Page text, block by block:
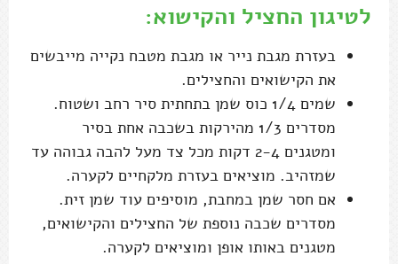
לטיגון החציל והקישוא:
בעזרת מגבת נייר או מגבת מטבח נקייה מייבשים
את הקישואים והחצילים.
שמים 1/4 כוס שמן בתחתית סיר רחב ושטוח.
מסדרים 1/3 מהירקות בשכבה אחת בסיר
ומטגנים 2-4 דקות מכל צד מעל להבה גבוהה עד
שמזהיב. מוציאים בעזרת מלקחיים לקערה.
אם חסר שמן במחבת, מוסיפים עוד שמן זית.
מסדרים שכבה נוספת של החצילים והקישואים,
מטגנים באותו אופן ומוציאים לקערה.